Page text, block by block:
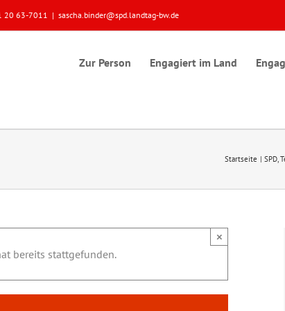
20 63-7011 | sascha.binder@spd.landtag-bw.de
Zur Person Engagiert im Land
Startseite SPD
bereits stattgefunden.
×